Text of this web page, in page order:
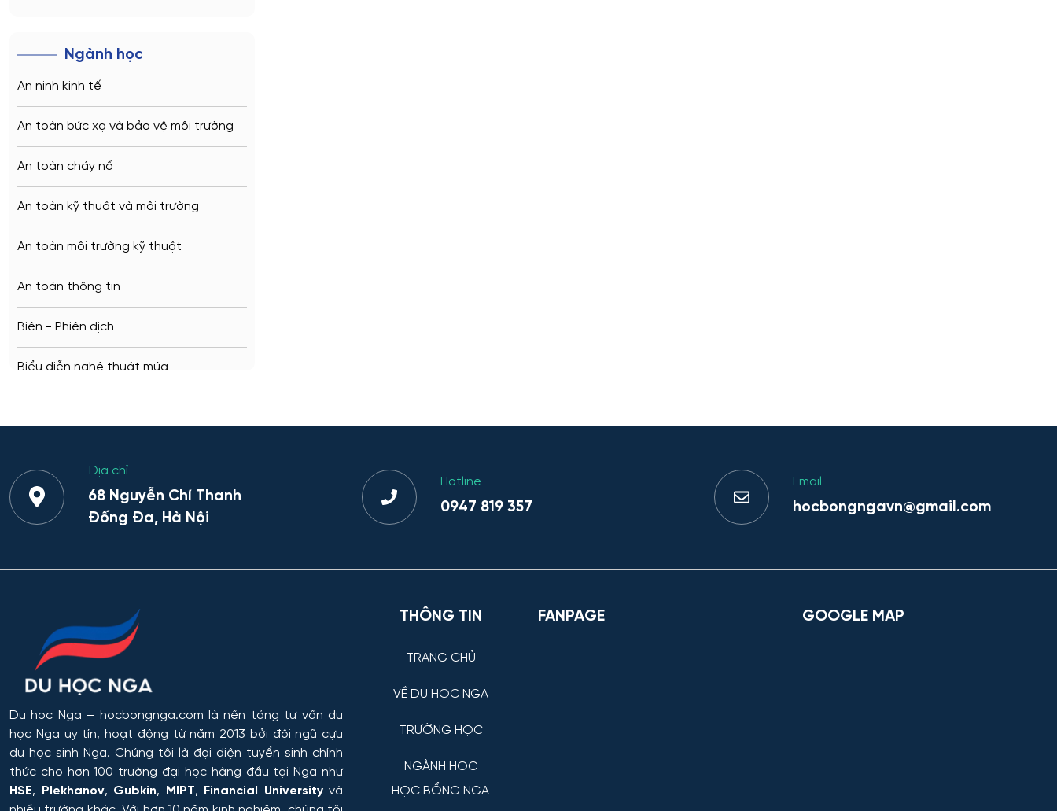
Penza
Barnaul
Kursk
Kaluga
Ryazan
Voronezh
Tambov
Yaroslavl
Ivanovo
Nizhny Novgorod
Tyumen
Omsk
Rostov
Orel
Ngành học
An ninh kinh tế
An toàn bức xạ và bảo vệ môi trường
An toàn cháy nổ
An toàn kỹ thuật và môi trường
An toàn môi trường kỹ thuật
An toàn thông tin
Biên - Phiên dịch
Biểu diễn nghệ thuật múa
Bảo mật công nghệ thông tin trong
thực thi pháp luật
Bảo mật thông tin của hệ thống tự
động
Bảo mật thông tin của hệ thống viễn
thông
Bảo trì kỹ thuật và khai thác thiết bị vô
tuyến điện tử
Bảo tồn và gìn giữ di sản văn hóa và
thiên nhiên
Địa chỉ
68 Nguyễn Chí Thanh
Đống Đa, Hà Nội
Hotline
0947 819 357
Email
hocbongngavn@gmail.com
Du học Nga – hocbongnga.com là nền tảng tư vấn du
học Nga uy tín, hoạt động từ năm 2013 bởi đội ngũ cựu
du học sinh Nga. Chúng tôi là đại diện tuyển sinh chính
thức cho hơn 100 trường đại học hàng đầu tại Nga như
HSE, Plekhanov, Gubkin, MIPT, Financial Universityvà
THÔNG TIN
TRANG CHỦ
VỀ DU HỌC NGA
TRƯỜNG HỌC
NGÀNH HỌC
HỌC BỔNG NGA
FANPAGE GOOGLE MAP